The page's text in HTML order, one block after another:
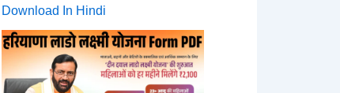
Download In Hindi